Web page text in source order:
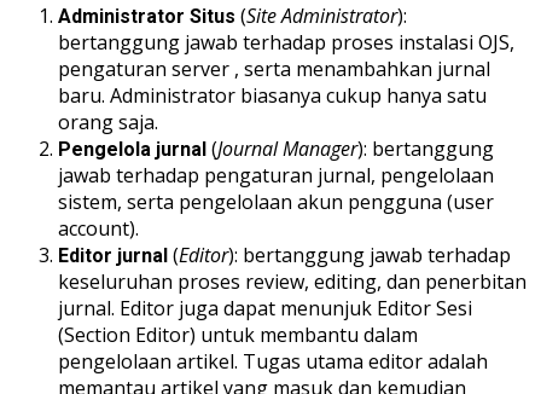
Administrator Situs (Site Administrator):
bertanggung jawab terhadap proses instalasi OJS,
pengaturan server , serta menambahkan jurnal
baru. Administrator biasanya cukup hanya satu
orang saja.
Pengelola jurnal (Journal Manager): bertanggung
jawab terhadap pengaturan jurnal, pengelolaan
sistem, serta pengelolaan akun pengguna (user
account).
Editor jurnal (Editor): bertanggung jawab terhadap
keseluruhan proses review, editing, dan penerbitan
jurnal. Editor juga dapat menunjuk Editor Sesi
(Section Editor) untuk membantu dalam
pengelolaan artikel. Tugas utama editor adalah
memantau artikel yang masuk dan kemudian